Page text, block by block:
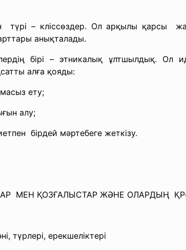
– кліссөздер. Ол арқылы қарсы
анықталады.
бірі – этникалық ұлтшылдық. Ол
алға қояды:
ету;
алу;
бірдей мәртебеге жеткізу.
МЕН ҚОЗҒАЛЫСТАР ЖӘНЕ ОЛАРДЫҢ
түрлері, ерекшеліктері